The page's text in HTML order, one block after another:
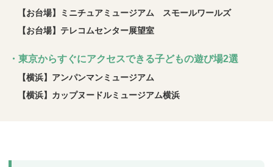
【お台場】ミニチュアミュージアム スモールワールズ
【お台場】テレコムセンター展望室
・東京からすぐにアクセスできる子どもの遊び場2選
【横浜】アンパンマンミュージアム
【横浜】カップヌードルミュージアム横浜